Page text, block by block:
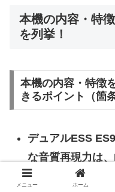
本機の内容・特
を列挙！
本機の内容・特徴
きるポイント（箇
デュアルESS
な音質再現力は
らではといえる
メニュー ホーム